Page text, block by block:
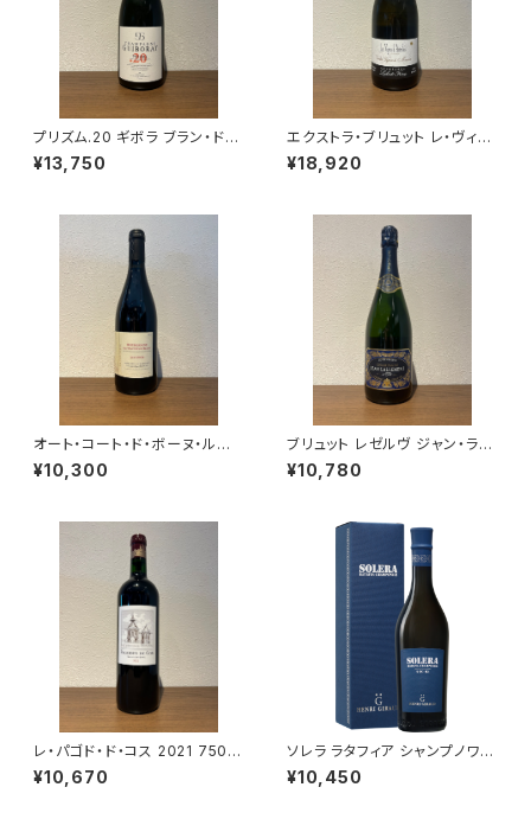
プリズム.20 ギボラ ブラン・ド・
ブラン シャンパーニュ グラン・ク
リュ 750ml
¥13,750
エクストラ・ブリュット レ・ヴィー
ニュ・ドートルフォワ 2021 ラエ
ルト・フレール シャンパーニュ ム
¥18,920
オート・コート・ド・ボーヌ・ルー
ジュ レ・コテ 2022 ドメーヌ・
ド・カシオペ 赤ワイン ブルゴー
¥10,300
ブリュット レゼルヴ ジャン・ラル
マン シャンパーニュ ヴェルズネ
イ 750ml
¥10,780
レ・パゴド・ド・コス 2021 750m
l¥10,670
ソレラ ラタフィア シャンプノワ 5
00ml アンリ ジロー
¥10,450